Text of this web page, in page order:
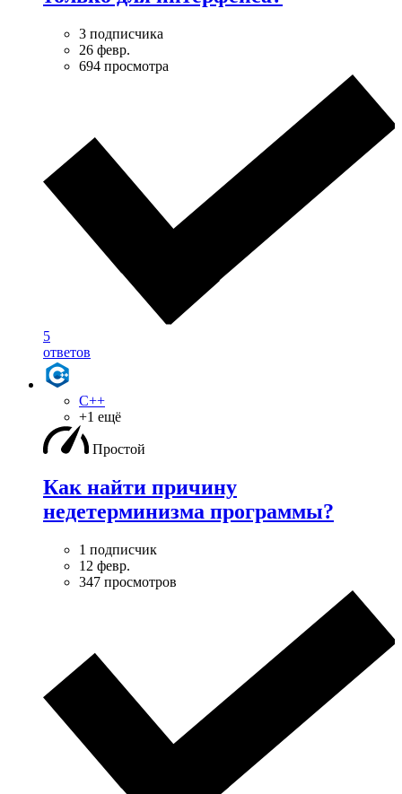
3 подписчика
26 февр.
694 просмотра
5
ответов
C++
+1 ещё
Простой
Как найти причину
недетерминизма программы?
1 подписчик
12 февр.
347 просмотров